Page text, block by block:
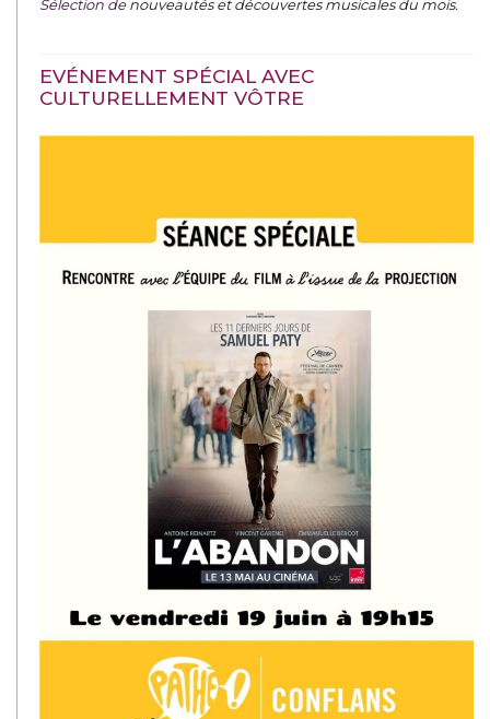
Sélection denouveautés et découvertes musicales du mois.
EVÉNEMENT SPÉCIAL AVEC
CULTURELLEMENT VÔTRE